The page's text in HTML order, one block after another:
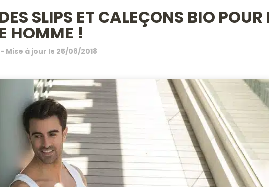
SLIPS ET CALEÇONS BIO POUR
HOMME !
- Mise à jour le 25/08/2018